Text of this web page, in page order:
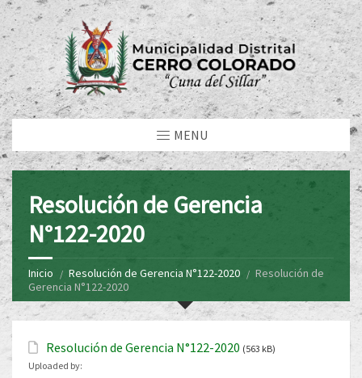
MENU
Resolución de Gerencia
N°122-2020
Inicio Resolución de Gerencia N°122-2020
Resolución de
Gerencia N°122-2020
Resolución de Gerencia N°122-2020 (563 kB)
Uploaded by: